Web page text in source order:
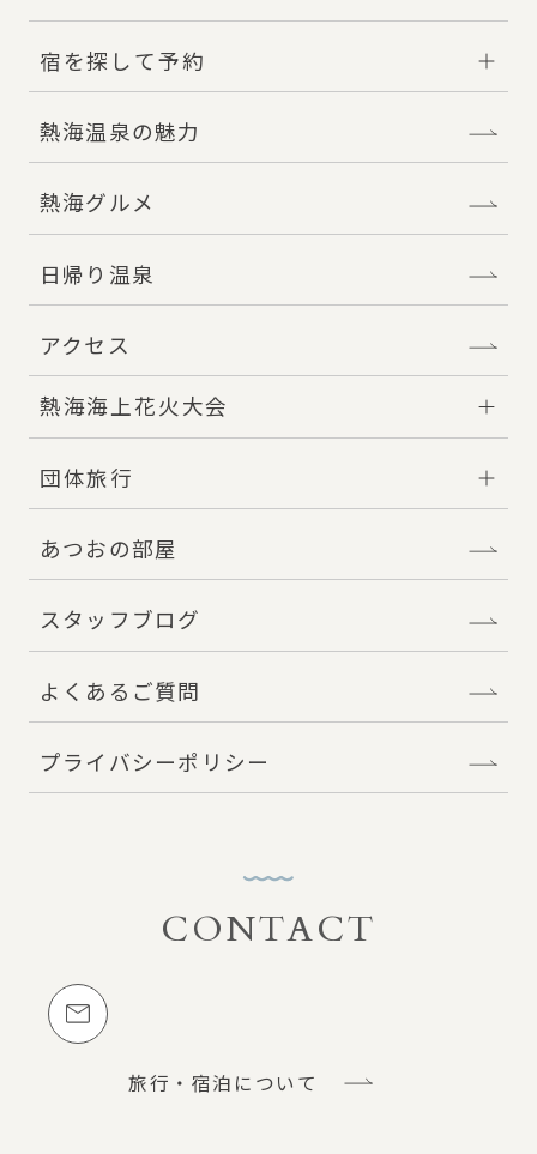
宿を探して予約
熱海温泉の魅力
熱海グルメ
日帰り温泉
アクセス
熱海海上花火大会
団体旅行
あつおの部屋
スタッフブログ
よくあるご質問
プライバシーポリシー
お問い合わせCONTACT
メールでのお問い合わせ
旅行・宿泊について